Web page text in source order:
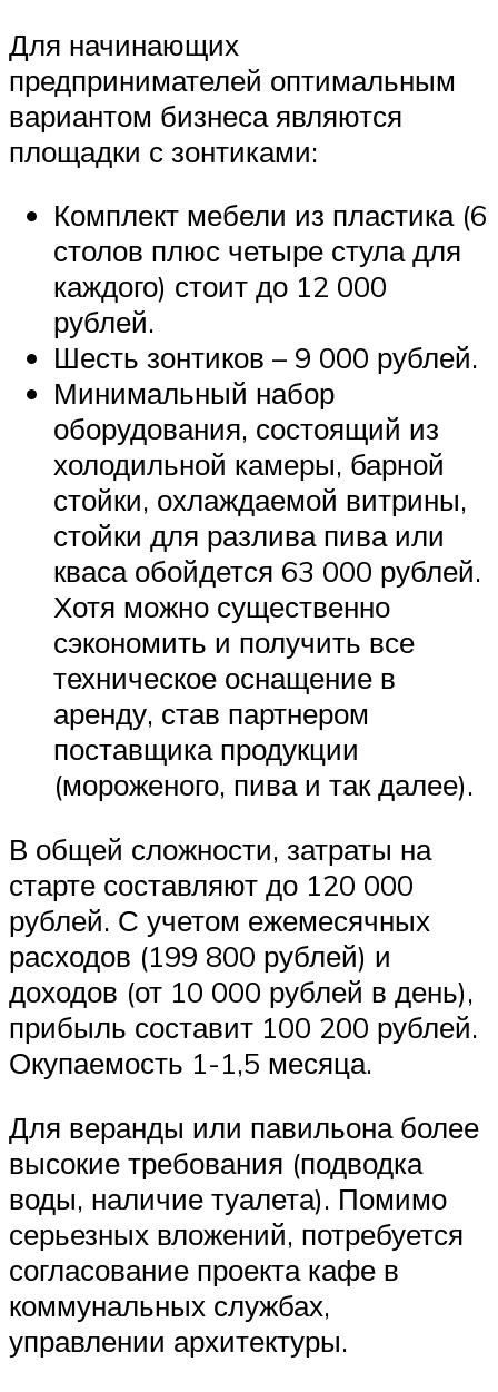
Для начинающих
предпринимателей оптимальным
вариантом бизнеса являются
площадки с зонтиками:
Комплект мебели из пластика (6
столов плюс четыре стула для
каждого) стоит до 12 000
рублей.
Шесть зонтиков – 9 000 рублей.
Минимальный набор
оборудования, состоящий из
холодильной камеры, барной
стойки, охлаждаемой витрины,
стойки для разлива пива или
кваса обойдется 63 000 рублей.
Хотя можно существенно
сэкономить и получить все
техническое оснащение в
аренду, став партнером
поставщика продукции
(мороженого, пива и так далее).
В общей сложности, затраты на
старте составляют до 120 000
рублей. С учетом ежемесячных
расходов (199 800 рублей) и
доходов (от 10 000 рублей в день),
прибыль составит 100 200 рублей.
Окупаемость 1-1,5 месяца.
Для веранды или павильона более
высокие требования (подводка
воды, наличие туалета). Помимо
серьезных вложений, потребуется
согласование проекта кафе в
коммунальных службах,
управлении архитектуры.